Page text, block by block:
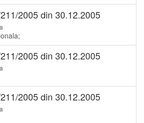
2005 din 30.12.2005
2005 din 30.12.2005
2005 din 30.12.2005